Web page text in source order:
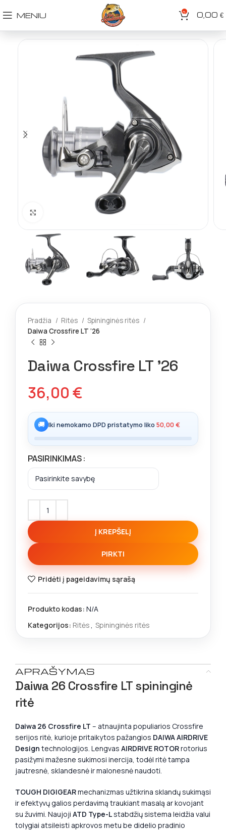
MENIU 0 0,00 €
Spustelėkite norėdami padidinti
Pradžia Ritės
Spininginės ritės
Daiwa Crossfire LT ’26
Daiwa Crossfire LT ’26
36,00€
🚚 Iki nemokamo DPD pristatymo liko 50,00€
PASIRINKIMAS
Į KREPŠELĮ
PIRKTI
Pridėti į pageidavimų sąrašą
Produkto kodas: N/A
Kategorijos: Ritės, Spininginės ritės
APRAŠYMAS
Daiwa 26 Crossfire LT spininginė
ritė
Daiwa 26 Crossfire LT – atnaujinta populiarios Crossfire
serijos ritė, kurioje pritaikytos pažangios DAIWA AIRDRIVE
Design technologijos. Lengvas AIRDRIVE ROTORrotorius
pasižymi mažesne sukimosi inercija, todėl ritė tampa
jautresnė, sklandesnė ir malonesnė naudoti.
TOUGH DIGIGEARmechanizmas užtikrina sklandų sukimąsi
ir efektyvų galios perdavimą traukiant masalą ar kovojant
su žuvimi. Naujoji ATD Type-Lstabdžių sistema leidžia valui
tolygiai atsileisti apkrovos metu be didelio pradinio